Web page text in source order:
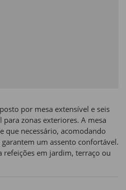
por mesa extensível e seis
para zonas exteriores. A mesa
que necessário, acomodando
garantem um assento confortável.
refeições em jardim, terraço ou